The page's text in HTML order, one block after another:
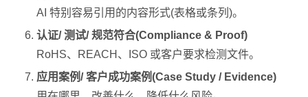
AI 特别容易引用的内容形式(表格或条列)。
认证/ 测试/ 规范符合(Compliance & Proof)
RoHS、REACH、ISO 或客户要求检测文件。
应用案例/ 客户成功案例(Case Study / Evidence)